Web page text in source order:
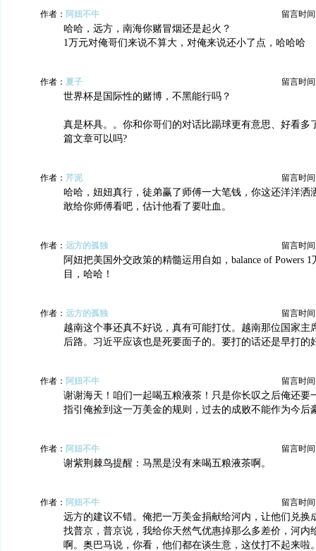
作者： 阿妞不牛 留言时间
哈哈，远方，南海你赌冒烟还是起火？
1万元对俺哥们来说不算大，对俺来说还小了点，哈哈哈
作者： 夏子 留言时间
世界杯是国际性的赌博，不黑能行吗？
真是杯具。。你和你哥们的对话比踼球更有意思、好看多
篇文章可以吗?
作者： 芹泥 留言时间
哈哈，妞妞真行，徒弟赢了师傅一大笔钱，你这还洋洋洒
敢给你师傅看吧，估计他看了要吐血。
作者： 远方的孤独 留言时间
阿妞把美国外交政策的精髓运用自如，balance of Powers
目，哈哈！
作者： 远方的孤独 留言时间
越南这个事还真不好说，真有可能打仗。越南那位国家主
后路。习近平应该也是死要面子的。要打的话还是早打的
作者： 阿妞不牛 留言时间
谢谢海天！咱们一起喝五粮液茶！只是你长叹之后俺还要
指引俺捡到这一万美金的规则，过去的成败不能作为今后
作者： 阿妞不牛 留言时间
谢紫荆棘鸟提醒：马黑是没有来喝五粮液茶啊。
作者： 阿妞不牛 留言时间
远方的建议不错。俺把一万美金捐献给河内，让他们兑换
找普京，普京说，我给你天然气优惠掉那么多差价，河内
啊。奥巴马说，你看，他们都在谈生意，这仗打不起来啦